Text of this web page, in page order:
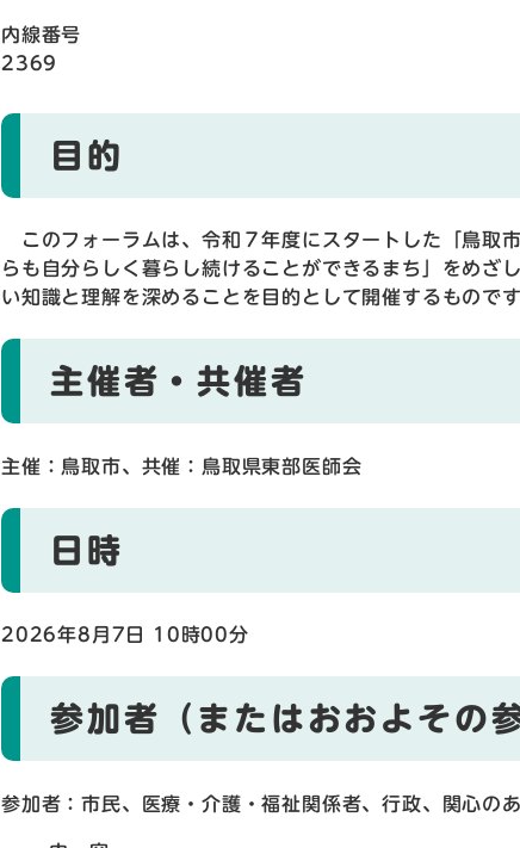
内線番号
2369
目的
このフォーラムは、令和７年度にスタートした「鳥取
らも自分らしく暮らし続けることができるまち」をめざ
い知識と理解を深めることを目的として開催するものです
主催者・共催者
主催：鳥取市、共催：鳥取県東部医師会
日時
2026年8月7日 10時00分
参加者（またはおおよその
参加者：市民、医療・介護・福祉関係者、行政、関心の